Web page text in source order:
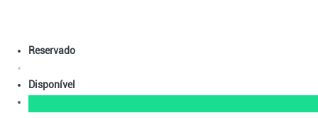
Reservado
Disponível